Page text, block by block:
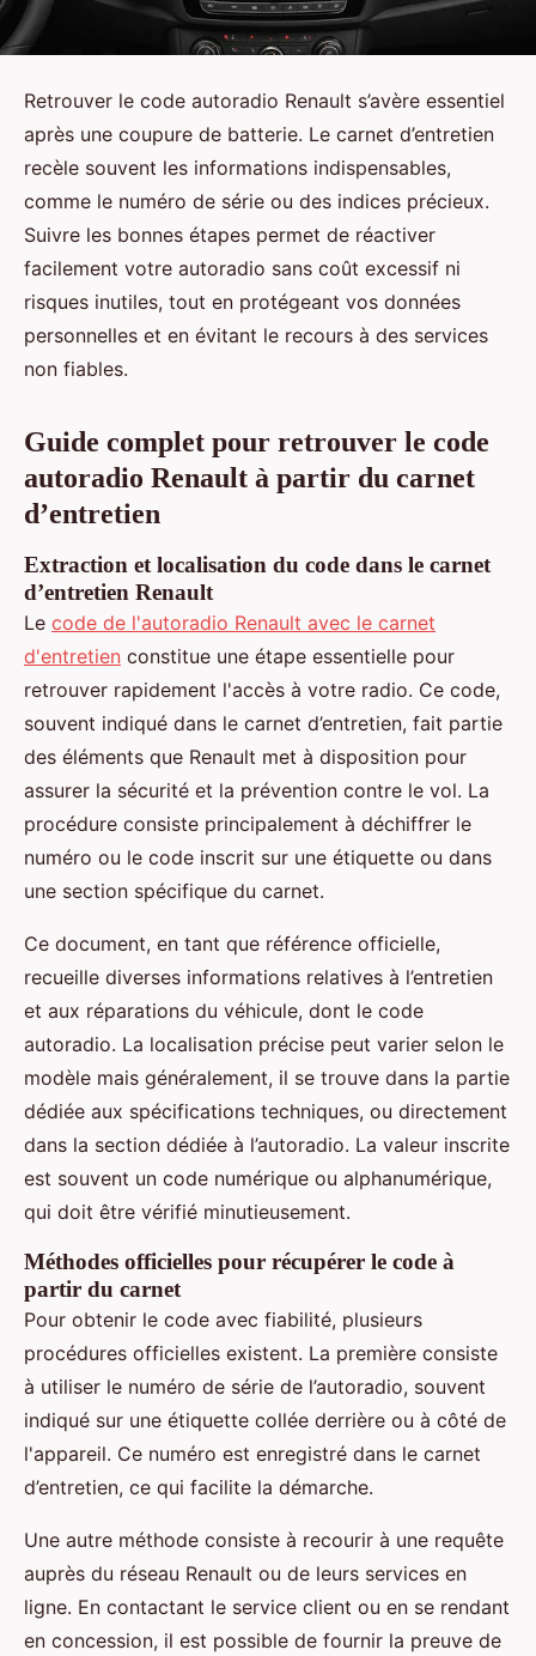
Retrouver le code autoradio Renault s’avère essentiel
après une coupure de batterie. Le carnet d’entretien
recèle souvent les informations indispensables,
comme le numéro de série ou des indices précieux.
Suivre les bonnes étapes permet de réactiver
facilement votre autoradio sans coût excessif ni
risques inutiles, tout en protégeant vos données
personnelles et en évitant le recours à des services
non fiables.
Guide complet pour retrouver le code
autoradio Renault à partir du carnet
d’entretien
Extraction et localisation du code dans le carnet
d’entretien Renault
Le code de l'autoradio Renault avec le carnet
d'entretien constitue une étape essentielle pour
retrouver rapidement l'accès à votre radio. Ce code,
souvent indiqué dans le carnet d’entretien, fait partie
des éléments que Renault met à disposition pour
assurer la sécurité et la prévention contre le vol. La
procédure consiste principalement à déchiffrer le
numéro ou le code inscrit sur une étiquette ou dans
une section spécifique du carnet.
Ce document, en tant que référence officielle,
recueille diverses informations relatives à l’entretien
et aux réparations du véhicule, dont le code
autoradio. La localisation précise peut varier selon le
modèle mais généralement, il se trouve dans la partie
dédiée aux spécifications techniques, ou directement
dans la section dédiée à l’autoradio. La valeur inscrite
est souvent un code numérique ou alphanumérique,
qui doit être vérifié minutieusement.
Méthodes officielles pour récupérer le code à
partir du carnet
Pour obtenir le code avec fiabilité, plusieurs
procédures officielles existent. La première consiste
à utiliser le numéro de série de l’autoradio, souvent
indiqué sur une étiquette collée derrière ou à côté de
l'appareil. Ce numéro est enregistré dans le carnet
d’entretien, ce qui facilite la démarche.
Une autre méthode consiste à recourir à une requête
auprès du réseau Renault ou de leurs services en
ligne. En contactant le service client ou en se rendant
en concession, il est possible de fournir la preuve de